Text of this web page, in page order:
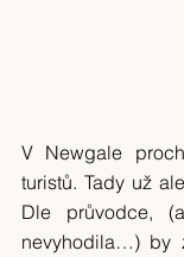
V Newgale
turistů. Tady už
Dle průvodce,
nevyhodila…) by